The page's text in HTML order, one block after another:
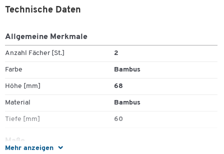
Modernes, trendiges Design
Ausgestattet mit 2 Fächern und 2 Aluminium-Einsätzen für
Maße: B 318 x T 60 x H 68 mm
Mehr anzeigen
Technische Daten
Allgemeine Merkmale
Anzahl Fächer [St.] 2
Farbe Bambus
Höhe [mm] 68
Material Bambus
Tiefe [mm] 60
Maße